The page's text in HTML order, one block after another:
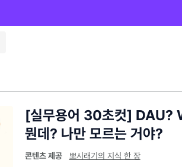
[실무용어 30초컷] DAU?
뭔데? 나만 모르는 거야?
콘텐츠 제공 뽀시래기의 지식 한 장